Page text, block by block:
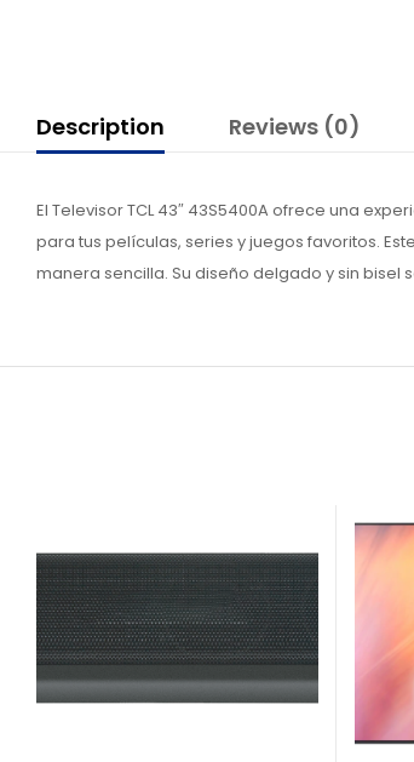
Description Reviews (0)
El Televisor TCL 43″ 43S5400A ofrece una
para tus películas, series y juegos favoritos.
manera sencilla. Su diseño delgado y sin